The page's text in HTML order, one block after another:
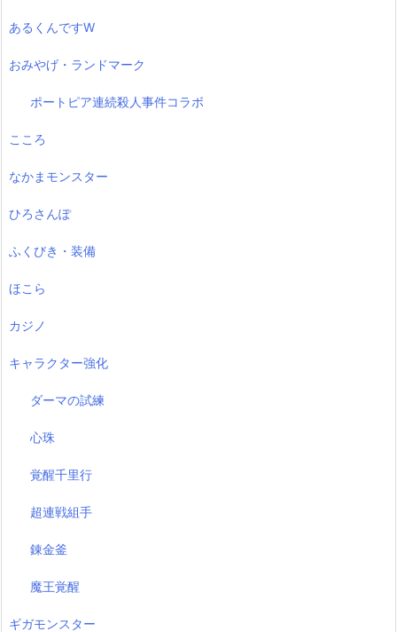
あるくんですW
おみやげ・ランドマーク
ポートピア連続殺人事件コラボ
こころ
なかまモンスター
ひろさんぽ
ふくびき・装備
ほこら
カジノ
キャラクター強化
ダーマの試練
心珠
覚醒千里行
超連戦組手
錬金釜
魔王覚醒
ギガモンスター